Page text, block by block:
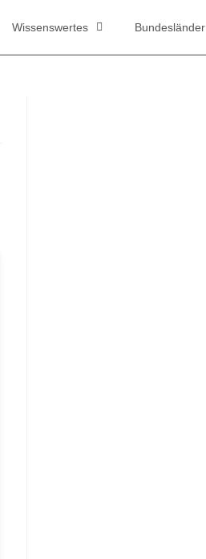
Wissenswertes Bundesländer